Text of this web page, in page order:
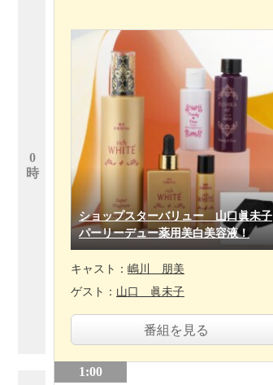
0
時
ショップスターバリュー 山口眞未子
パーリーデュー薬用美白美容液！
キャスト： 嶋川 朋美
ゲスト： 山口 眞未子
番組を見る
1:00